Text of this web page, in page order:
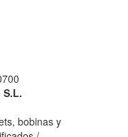
S.L.
bobinas y